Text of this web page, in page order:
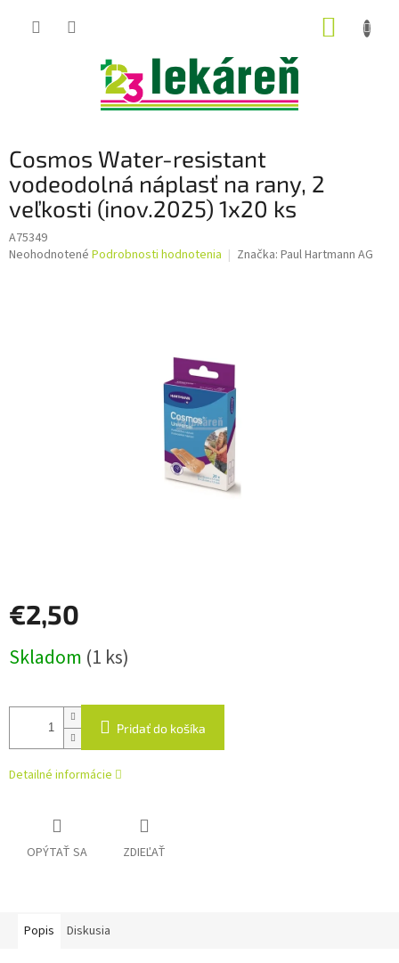
Cosmos Water-resistant
vodeodolná náplasť na rany, 2
veľkosti (inov.2025) 1x20 ks
A75349
Priemerné
Neohodnotené Podrobnosti hodnotenia Značka: Paul Hartmann AG
€2,50
cena:
Skladom (1 ks)
Pridať do košíka
Detailné informácie
OPÝTAŤ SA ZDIEĽAŤ
Popis Diskusia